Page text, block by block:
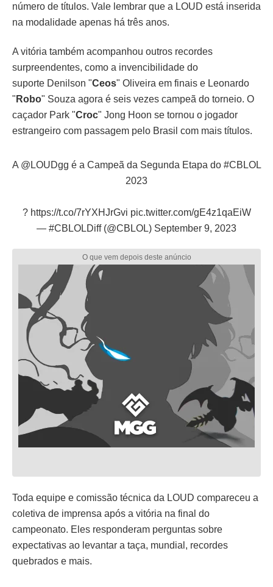
número de títulos. Vale lembrar que a LOUD está inserida
na modalidade apenas há três anos.
A vitória também acompanhou outros recordes
surpreendentes, como a invencibilidade do
suporte Denilson "Ceos" Oliveira em finais e Leonardo
" Robo" Souza agora é seis vezes campeã do torneio. O
caçador Park "Croc" Jong Hoon se tornou o jogador
estrangeiro com passagem pelo Brasil com mais títulos.
A @LOUDgg é a Campeã da Segunda Etapa do #CBLOL
2023
? https://t.co/7rYXHJrGvi pic.twitter.com/gE4z1qaEiW
— #CBLOLDiff (@CBLOL) September 9, 2023
Toda equipe e comissão técnica da LOUD compareceu a
coletiva de imprensa após a vitória na final do
campeonato. Eles responderam perguntas sobre
expectativas ao levantar a taça, mundial, recordes
quebrados e mais.